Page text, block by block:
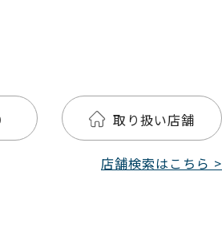
取り扱い店舗
店舗検索はこちら >